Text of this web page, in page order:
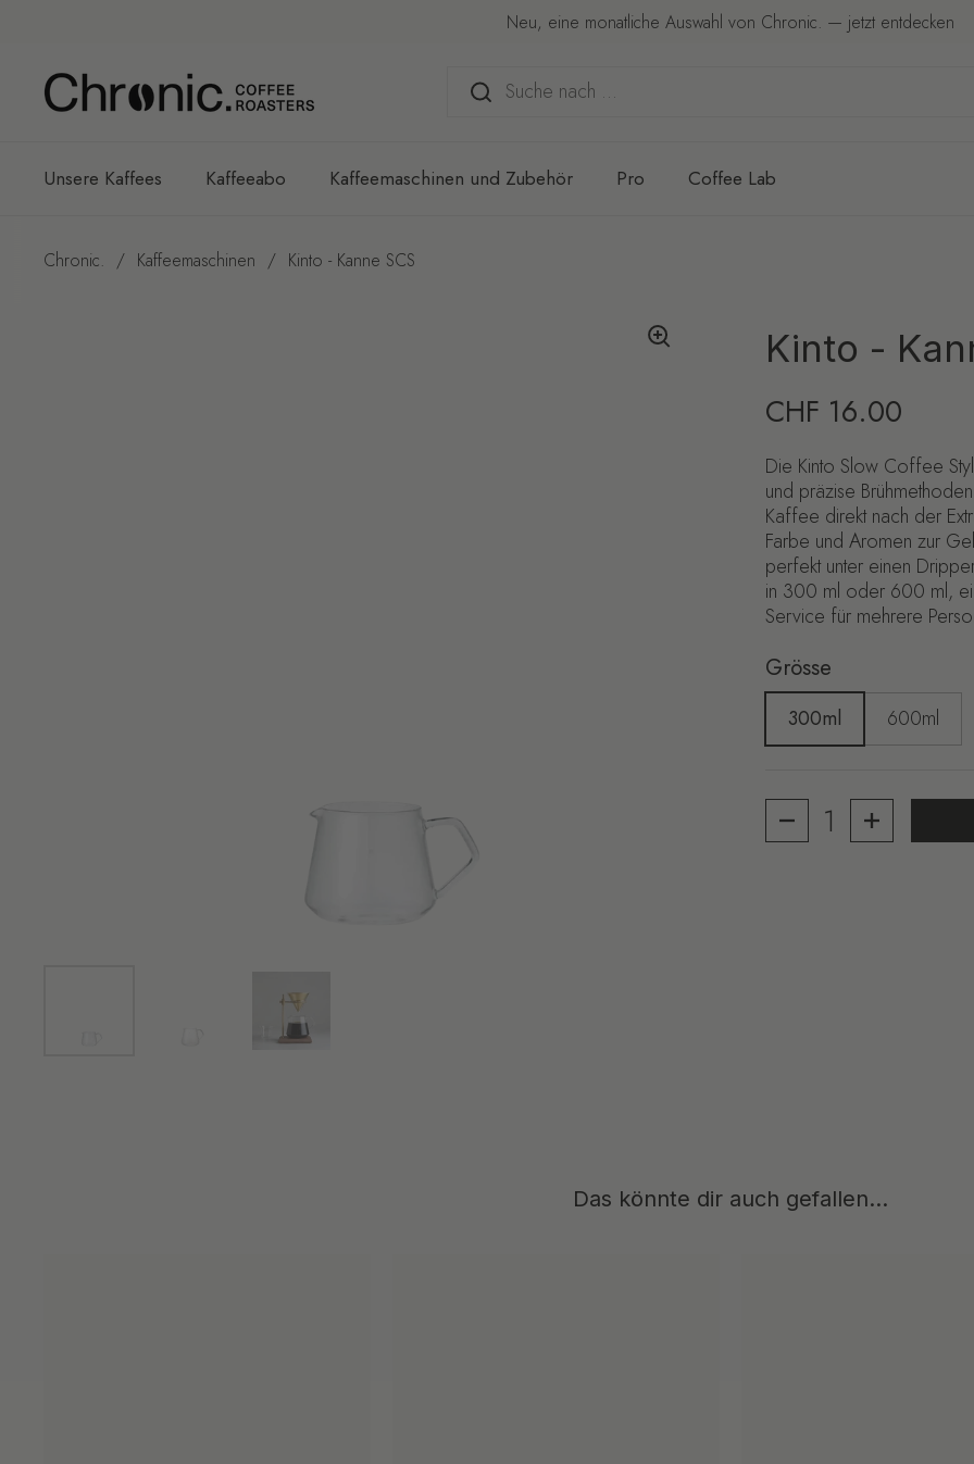
Neu, eine monatliche Auswahl von Chronic. — jetzt entdecken
Unsere Kaffees Kaffeeabo Kaffeemaschinen und Zubehör Pro Coffee Lab
Chronic. / Kaffeemaschinen / Kinto - Kanne SCS
Kinto -
Regulärer Preis
CHF 16.00
Die Kinto Slow Coffee
und präzise
Kaffee direkt nach der
Farbe und Aromen zur
perfekt unter einen
in 300 ml oder 600 ml,
Service für mehrere
Grösse
300ml 600ml
Das könnte dir auch gefallen...